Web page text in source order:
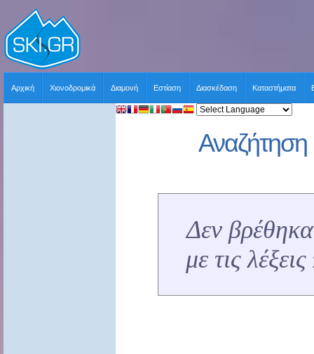
Αρχική Χιονοδρομικά Διαμονή Εστίαση Διασκέδαση Καταστήματα
Αναζήτηση
Δεν
με τις